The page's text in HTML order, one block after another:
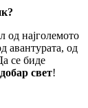
од најголемото
авантурата, од
се биде
свет!